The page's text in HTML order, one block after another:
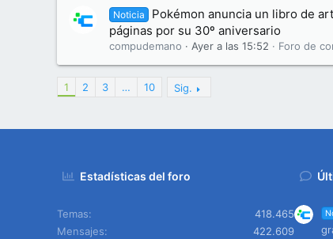
Noticia
Pokémon anuncia un libro de
páginas por su 30º aniversario
compudemano Ayer a las 15:52 Foro de
1 2 3 … 10 Sig.
Estadísticas del foro
Temas
418.465
Mensajes
422.609